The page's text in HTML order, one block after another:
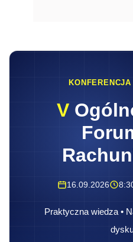
V
16.09.2026
Praktyczna wiedza •